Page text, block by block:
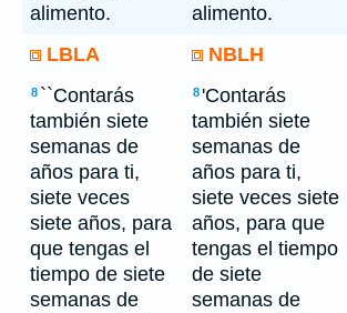
alimento.
alimento.
LBLA
NBLH
8 ``Contarás
también siete
semanas de
años para ti,
siete veces
siete años, para
que tengas el
tiempo de siete
semanas de
8 'Contarás
también siete
semanas de
años para ti,
siete veces siete
años, para que
tengas el tiempo
de siete
semanas de